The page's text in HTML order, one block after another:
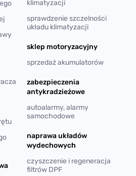
klimatyzacji
sprawdzenie szczelności
układu klimatyzacji
sklep motoryzacyjny
sprzedaż akumulatorów
zabezpieczenia
antykradzieżowe
autoalarmy, alarmy
samochodowe
naprawa układów
wydechowych
czyszczenie i regeneracja
filtrów DPF